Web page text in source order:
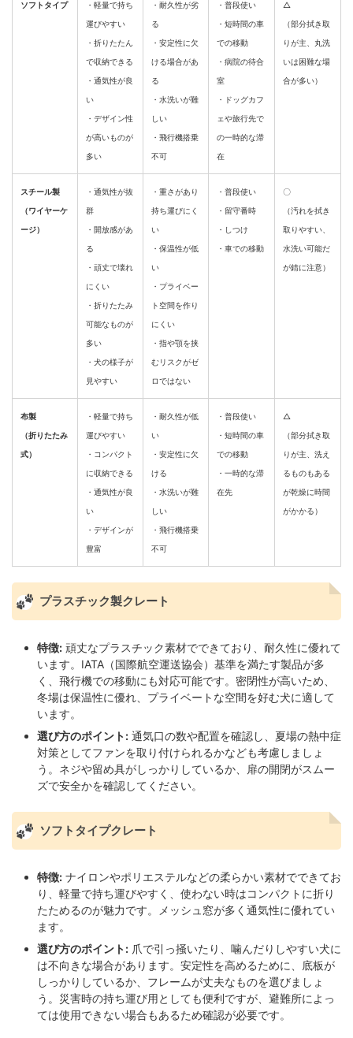
ソフトタイプ
・軽量で持ち
運びやすい
・折りたたん
で収納できる
・通気性が良
い
・デザイン性
が高いものが
多い
・耐久性が劣
る
・安定性に欠
ける場合があ
る
・水洗いが難
しい
・飛行機搭乗
不可
・普段使い
・短時間の車
での移動
・病院の待合
室
・ドッグカフ
ェや旅行先で
の一時的な滞
在
△
（部分拭き取
りが主、丸洗
いは困難な場
合が多い）
スチール製
（ワイヤーケ
ージ）
・通気性が抜
群
・開放感があ
る
・頑丈で壊れ
にくい
・折りたたみ
可能なものが
多い
・犬の様子が
見やすい
・重さがあり
持ち運びにく
い
・保温性が低
い
・プライベー
ト空間を作り
にくい
・指や顎を挟
むリスクがゼ
ロではない
・普段使い
・留守番時
・しつけ
・車での移動
〇
（汚れを拭き
取りやすい、
水洗い可能だ
が錆に注意）
布製
（折りたたみ
式）
・軽量で持ち
運びやすい
・コンパクト
に収納できる
・通気性が良
い
・デザインが
豊富
・耐久性が低
い
・安定性に欠
ける
・水洗いが難
しい
・飛行機搭乗
不可
・普段使い
・短時間の車
での移動
・一時的な滞
在先
△
（部分拭き取
りが主、洗え
るものもある
が乾燥に時間
がかかる）
プラスチック製クレート
特徴: 頑丈なプラスチック素材でできており、耐久性に優れて
います。IATA（国際航空運送協会）基準を満たす製品が多
く、飛行機での移動にも対応可能です。密閉性が高いため、
冬場は保温性に優れ、プライベートな空間を好む犬に適して
います。
選び方のポイント: 通気口の数や配置を確認し、夏場の熱中症
対策としてファンを取り付けられるかなども考慮しましょ
う。ネジや留め具がしっかりしているか、扉の開閉がスムー
ズで安全かを確認してください。
ソフトタイプクレート
特徴: ナイロンやポリエステルなどの柔らかい素材でできてお
り、軽量で持ち運びやすく、使わない時はコンパクトに折り
たためるのが魅力です。メッシュ窓が多く通気性に優れてい
ます。
選び方のポイント: 爪で引っ掻いたり、噛んだりしやすい犬に
は不向きな場合があります。安定性を高めるために、底板が
しっかりしているか、フレームが丈夫なものを選びましょ
う。災害時の持ち運び用としても便利ですが、避難所によっ
ては使用できない場合もあるため確認が必要です。